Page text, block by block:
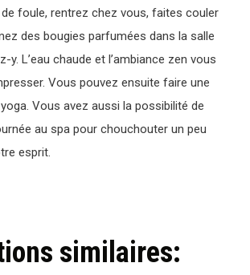
foule, rentrez chez vous, faites couler
des bougies parfumées dans la salle
y. L’eau chaude et l’ambiance zen vous
Vous pouvez ensuite faire une
Vous avez aussi la possibilité de
au spa pour chouchouter un peu
esprit.
similaires: